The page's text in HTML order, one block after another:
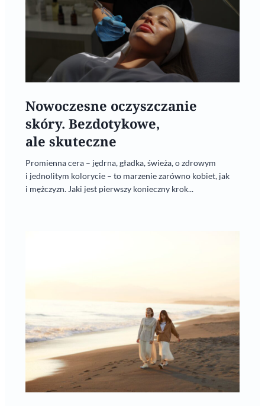
Nowoczesne oczyszczanie
skóry. Bezdotykowe,
ale skuteczne
Promienna cera – jędrna, gładka, świeża, o zdrowym
i jednolitym kolorycie – to marzenie zarówno kobiet, jak
i mężczyzn. Jaki jest pierwszy konieczny krok...